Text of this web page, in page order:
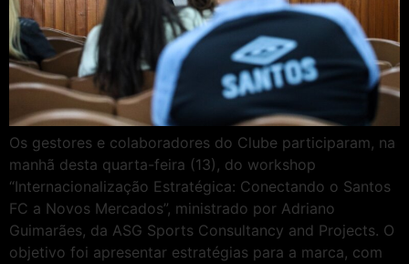
Os gestores e colaboradores do Clube participaram, na
manhã desta quarta-feira (13), do workshop
“Internacionalização Estratégica: Conectando o Santos
FC a Novos Mercados”, ministrado por Adriano
Guimarães, da ASG Sports Consultancy and Projects. O
objetivo foi apresentar estratégias para a marca, com